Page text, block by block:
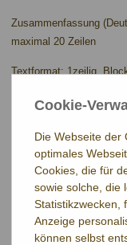
Zusammenfassung
maximal 20 Zeilen
Textformat: 1zeilig,
Beachten Sie die
Der Text muss in
Cookie-
Die Webseite der
optimales
Cookies, die für
sowie solche, die
Statistikzwecken,
Anzeige
können selbst